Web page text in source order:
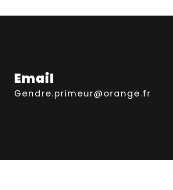
Email
gendre.primeur@orange.fr